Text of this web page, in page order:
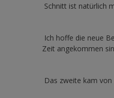
Schnitt ist natürlich
Ich hoffe die neue
Zeit angekommen
Das zweite kam